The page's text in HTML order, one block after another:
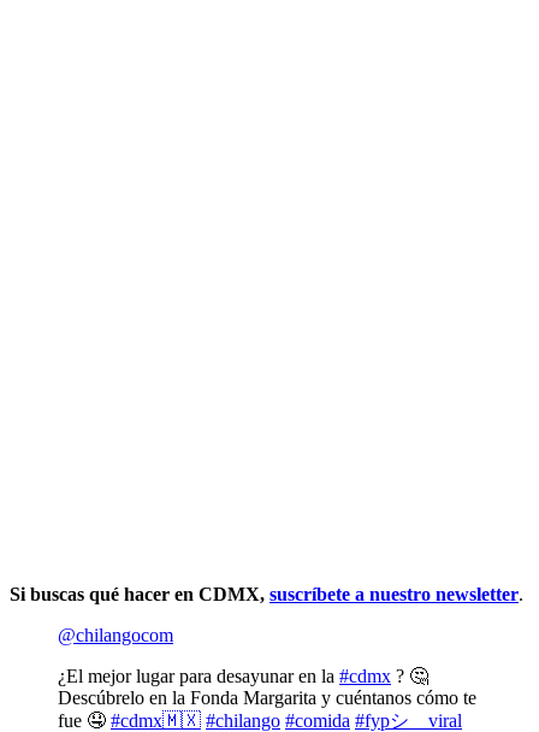
Si buscas qué hacer en CDMX, suscríbete a nuestro newsletter.
@chilangocom
¿El mejor lugar para desayunar en la #cdmx ? 🤔
Descúbrelo en la Fonda Margarita y cuéntanos cómo te
fue 🤤 #cdmx🇲🇽 #chilango #comida #fypシ゚viral